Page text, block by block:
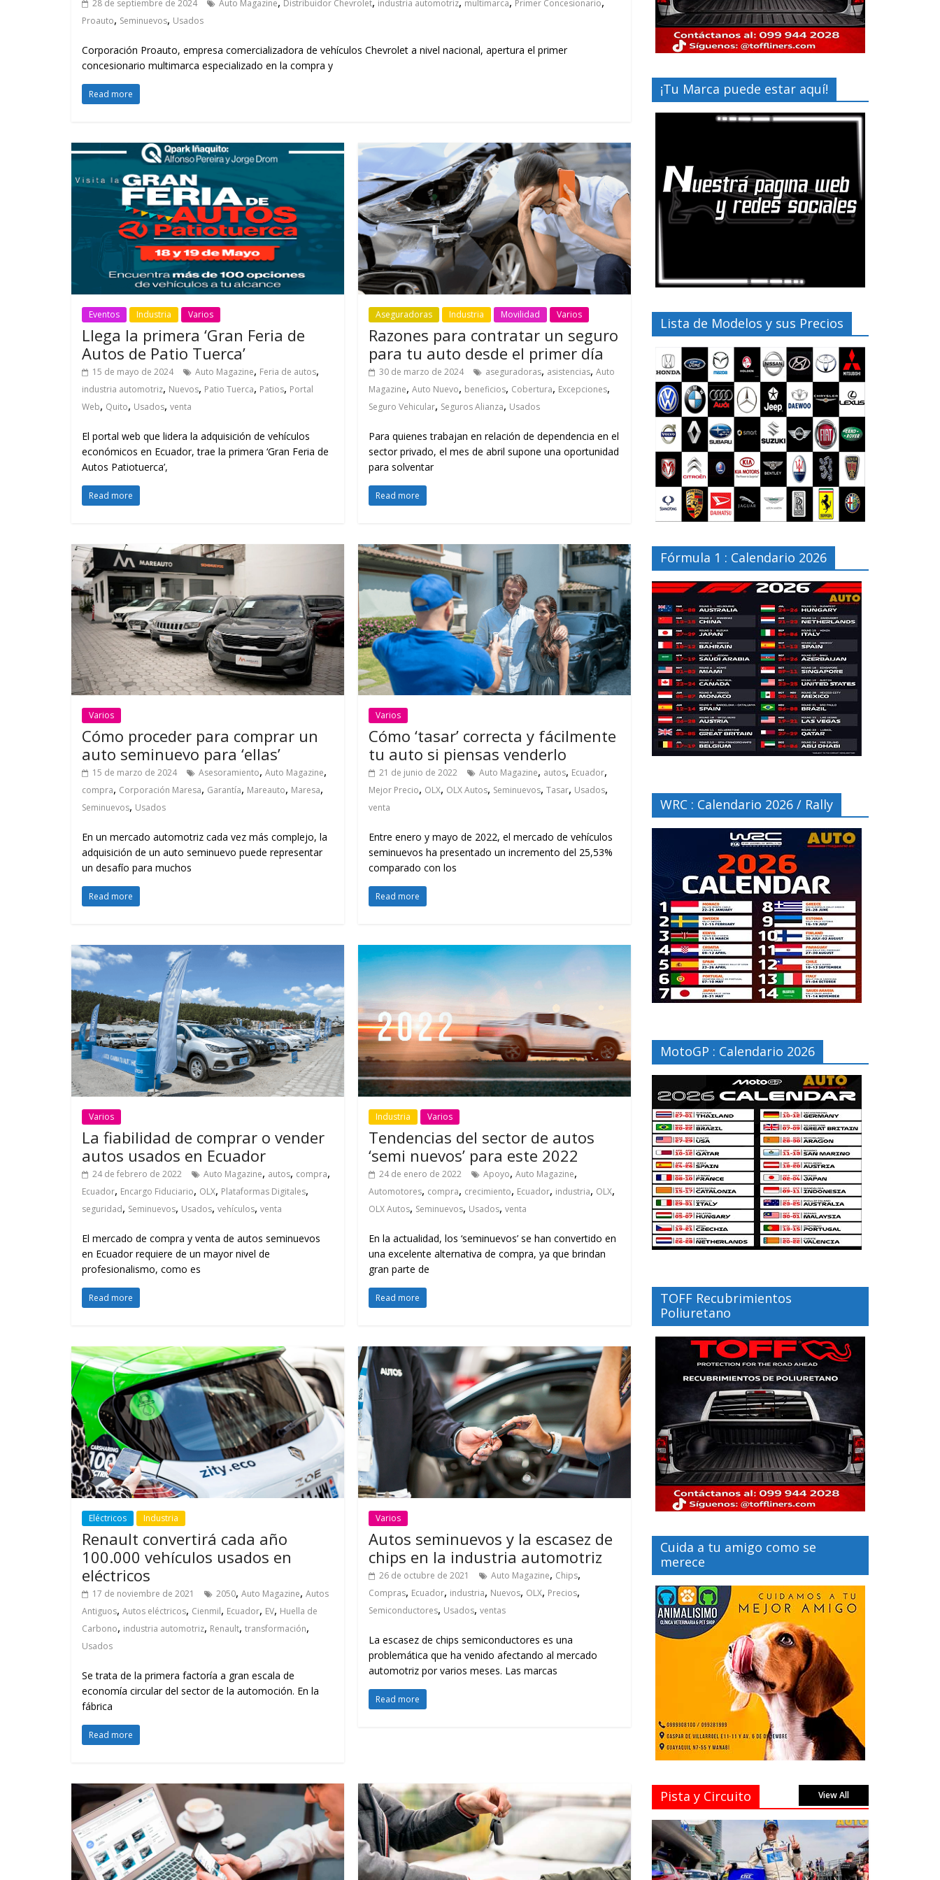
28 de septiembre de 2024 Auto Magazine Distribuidor Chevrolet industria automotriz multimarca Primer Concesionario
Proauto, Seminuevos, Usados
Corporación Proauto, empresa comercializadora de vehículos Chevrolet a nivel nacional, apertura el primer
concesionario multimarca especializado en la compra y
Read more
Eventos Industria Varios
Llega la primera ‘Gran Feria de
Autos de Patio Tuerca’
15 de mayo de 2024 Auto Magazine, Feria de autos,
industria automotriz, Nuevos, Patio Tuerca, Patios, Portal
Web, Quito, Usados, venta
El portal web que lidera la adquisición de vehículos
económicos en Ecuador, trae la primera ‘Gran Feria de
Autos Patiotuerca’,
Read more
Aseguradoras Industria Movilidad Varios
Razones para contratar un seguro
para tu auto desde el primer día
30 de marzo de 2024 aseguradoras, asistencias,Auto
Magazine,Auto Nuevo, beneficios, Cobertura, Excepciones,
Seguro Vehicular, Seguros Alianza, Usados
Para quienes trabajan en relación de dependencia en el
sector privado, el mes de abril supone una oportunidad
para solventar
Read more
Varios
Cómo proceder para comprar un
auto seminuevo para ‘ellas’
15 de marzo de 2024 Asesoramiento, Auto Magazine,
compra, Corporación Maresa, Garantía, Mareauto, Maresa,
Seminuevos, Usados
En un mercado automotriz cada vez más complejo, la
adquisición de un auto seminuevo puede representar
un desafío para muchos
Read more
Varios
Cómo ‘tasar’ correcta y fácilmente
tu auto si piensas venderlo
21 de junio de 2022 Auto Magazine, autos, Ecuador,
Mejor Precio, OLX, OLX Autos, Seminuevos,Tasar, Usados,
venta
Entre enero y mayo de 2022, el mercado de vehículos
seminuevos ha presentado un incremento del 25,53%
comparado con los
Read more
Varios
La fiabilidad de comprar o vender
autos usados en Ecuador
24 de febrero de 2022 Auto Magazine, autos, compra,
Ecuador, Encargo Fiduciario, OLX, Plataformas Digitales,
seguridad, Seminuevos, Usados, vehículos, venta
El mercado de compra y venta de autos seminuevos
en Ecuador requiere de un mayor nivel de
profesionalismo, como es
Read more
Industria Varios
Tendencias del sector de autos
‘semi nuevos’ para este 2022
24 de enero de 2022 Apoyo,Auto Magazine,
Automotores, compra, crecimiento, Ecuador, industria, OLX,
OLX Autos, Seminuevos, Usados,venta
En la actualidad, los ‘seminuevos’ se han convertido en
una excelente alternativa de compra, ya que brindan
gran parte de
Read more
Eléctricos Industria
Renault convertirá cada año
100.000 vehículos usados en
eléctricos
17 de noviembre de 2021 2050, Auto Magazine, Autos
Antiguos, Autos eléctricos, Cienmil, Ecuador, EV, Huella de
Carbono, industria automotriz, Renault, transformación,
Usados
Se trata de la primera factoría a gran escala de
economía circular del sector de la automoción. En la
fábrica
Read more
Varios
Autos seminuevos y la escasez de
chips en la industria automotriz
26 de octubre de 2021 Auto Magazine, Chips,
Compras, Ecuador, industria, Nuevos, OLX, Precios,
Semiconductores, Usados,ventas
La escasez de chips semiconductores es una
problemática que ha venido afectando al mercado
automotriz por varios meses. Las marcas
Read more
¡Tu Marca puede estar aquí!
Lista de Modelos y sus Precios
Fórmula 1 : Calendario 2026
WRC : Calendario 2026 / Rally
MotoGP : Calendario 2026
TOFF Recubrimientos
Poliuretano
Cuida a tu amigo como se
merece
Pista y Circuito View All